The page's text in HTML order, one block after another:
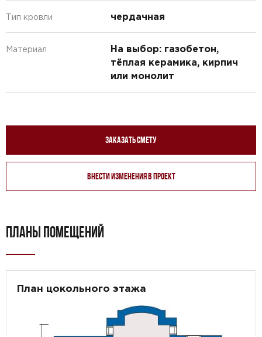
Тип кровли чердачная
Материал
На выбор: газобетон,
тёплая керамика, кирпич
или монолит
Заказать смету
Внести изменения в проект
ПЛАНЫ ПОМЕЩЕНИЙ
План цокольного этажа